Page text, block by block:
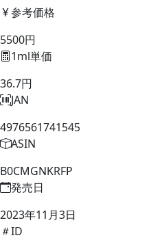
参考価格
5500円
1ml単価
36.7円
JAN
4976561741545
ASIN
B0CMGNKRFP
発売日
2023年11月3日
ID